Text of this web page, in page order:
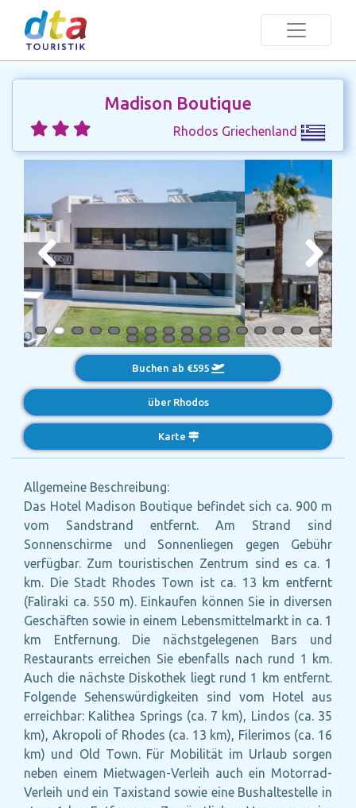
Madison Boutique
Rhodos Griechenland
Previous Next
Buchen ab €595
über Rhodos
Karte
Allgemeine Beschreibung:
Das Hotel Madison Boutique befindet sich ca. 900 m
vom Sandstrand entfernt. Am Strand sind
Sonnenschirme und Sonnenliegen gegen Gebühr
verfügbar. Zum touristischen Zentrum sind es ca. 1
km. Die Stadt Rhodes Town ist ca. 13 km entfernt
(Faliraki ca. 550 m). Einkaufen können Sie in diversen
Geschäften sowie in einem Lebensmittelmarkt in ca. 1
km Entfernung. Die nächstgelegenen Bars und
Restaurants erreichen Sie ebenfalls nach rund 1 km.
Auch die nächste Diskothek liegt rund 1 km entfernt.
Folgende Sehenswürdigkeiten sind vom Hotel aus
erreichbar: Kalithea Springs (ca. 7 km), Lindos (ca. 35
km), Akropoli of Rhodes (ca. 13 km), Filerimos (ca. 16
km) und Old Town. Für Mobilität im Urlaub sorgen
neben einem Mietwagen-Verleih auch ein Motorrad-
Verleih und ein Taxistand sowie eine Bushaltestelle in